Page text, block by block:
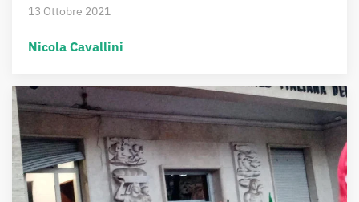
13 Ottobre 2021
Nicola Cavallini